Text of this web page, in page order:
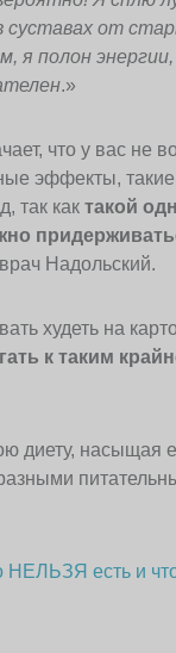
суставах от
я полон
.»
что у вас не
эффекты, такие
так как такой
Надольский.
худеть на
к таким
диету, насыщая
НЕЛЬЗЯ есть и